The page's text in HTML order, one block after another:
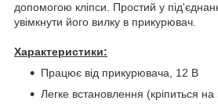
допомогою кліпси. Простий у
увімкнути його вилку в прикурювач.
Характеристики:
Працює від прикурювача, 12 В
Легке встановлення (кріпиться на